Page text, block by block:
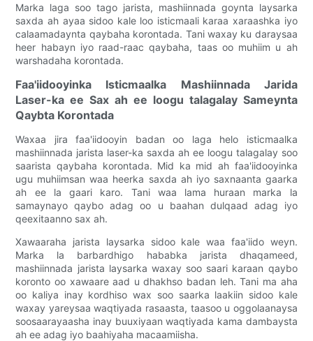
Marka laga soo tago jarista, mashiinnada goynta laysarka
saxda ah ayaa sidoo kale loo isticmaali karaa xaraashka iyo
calaamadaynta qaybaha korontada. Tani waxay ku daraysaa
heer habayn iyo raad-raac qaybaha, taas oo muhiim u ah
warshadaha korontada.
Faa'iidooyinka Isticmaalka Mashiinnada Jarida
Laser-ka ee Sax ah ee loogu talagalay Sameynta
Qaybta Korontada
Waxaa jira faa'iidooyin badan oo laga helo isticmaalka
mashiinnada jarista laser-ka saxda ah ee loogu talagalay soo
saarista qaybaha korontada. Mid ka mid ah faa'iidooyinka
ugu muhiimsan waa heerka saxda ah iyo saxnaanta gaarka
ah ee la gaari karo. Tani waa lama huraan marka la
samaynayo qaybo adag oo u baahan dulqaad adag iyo
qeexitaanno sax ah.
Xawaaraha jarista laysarka sidoo kale waa faa'iido weyn.
Marka la barbardhigo hababka jarista dhaqameed,
mashiinnada jarista laysarka waxay soo saari karaan qaybo
koronto oo xawaare aad u dhakhso badan leh. Tani ma aha
oo kaliya inay kordhiso wax soo saarka laakiin sidoo kale
waxay yareysaa waqtiyada rasaasta, taasoo u oggolaanaysa
soosaarayaasha inay buuxiyaan waqtiyada kama dambaysta
ah ee adag iyo baahiyaha macaamiisha.